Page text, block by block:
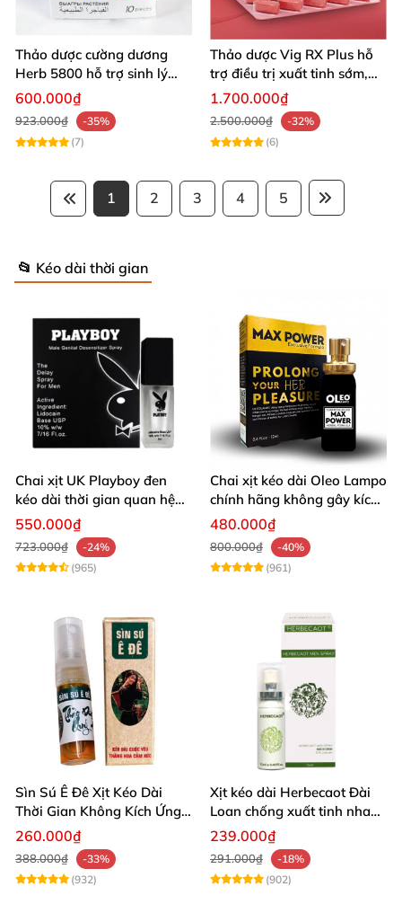
Thảo dược cường dương
Herb 5800 hỗ trợ sinh lý
nam mạnh mẽ kéo dài
600.000₫
923.000₫
-35%
(7)
Thảo dược Vig RX Plus hỗ
trợ điều trị xuất tinh sớm,
tăng cường sinh lý nam
1.700.000₫
2.500.000₫
-32%
(6)
1 2 3 4 5
📂 Kéo dài thời gian
Chai xịt UK Playboy đen
kéo dài thời gian quan hệ
5ml nhỏ gọn
550.000₫
723.000₫
-24%
(965)
Chai xịt kéo dài Oleo Lampo
chính hãng không gây kích
ứng da
480.000₫
800.000₫
-40%
(961)
Sìn Sú Ê Đê Xịt Kéo Dài
Thời Gian Không Kích Ứng
Da
260.000₫
388.000₫
-33%
(932)
Xịt kéo dài Herbecaot Đài
Loan chống xuất tinh nhanh
hiệu quả
239.000₫
291.000₫
-18%
(902)